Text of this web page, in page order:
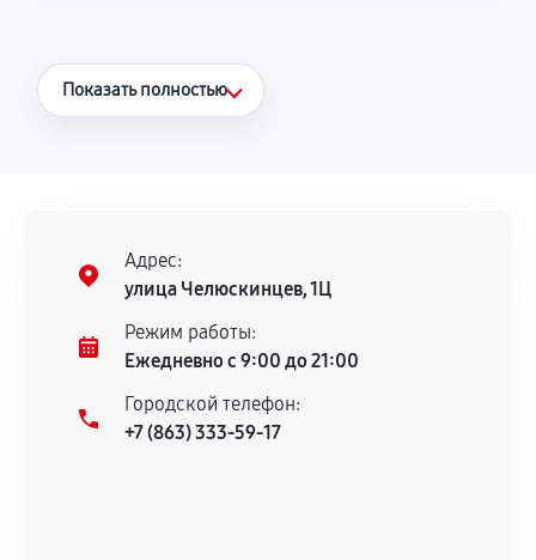
Что считается гарантийным случаем
нормальной эксплуатации в течение
гарантийного срока.
Несоответствие комплектующей заявленным
техническим характеристикам.
Документы для подтверждения
Показать полностью
Адрес:
улица Челюскинцев, 1Ц
Режим работы:
Ежедневно с 9:00 до 21:00
Городской телефон:
+7 (863) 333-59-17